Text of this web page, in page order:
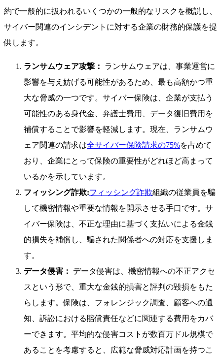
約で一般的に扱われるいくつかの一般的なリスクを概説し、
サイバー関連のインシデントに対する企業の財務的保護を提
供します。
ランサムウェア攻撃： ランサムウェアは、事業運営に
影響を与え妨げる可能性があるため、最も高額かつ重
大な脅威の一つです。サイバー保険は、企業が支払う
可能性のある身代金、弁護士費用、データ復旧費用を
補償することで影響を軽減します。現在、ランサムウ
ェア関連の請求は全サイバー保険請求の75%を占めて
おり、企業にとって保険の重要性がどれほど高まって
いるかを示しています。
フィッシング詐欺:フィッシング詐欺組織の従業員を騙
して機密情報や重要な情報を開示させる手口です。サ
イバー保険は、不正な理由に基づく支払いによる金銭
的損失を補償し、騙された関係者への対応を支援しま
す。
データ侵害： データ侵害は、機密情報への不正アクセ
スという形で、重大な金銭的損害と評判の毀損をもた
らします。保険は、フォレンジック調査、顧客への通
知、訴訟における賠償責任などに関連する費用をカバ
ーできます。平均的な侵害コストが数百万ドル規模で
あることを考慮すると、広範な脅威対応計画を持つこ